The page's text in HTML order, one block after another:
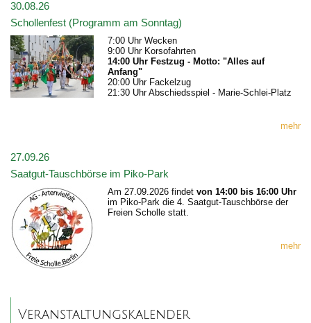
30.08.26
Schollenfest (Programm am Sonntag)
7:00 Uhr Wecken
9:00 Uhr Korsofahrten
14:00 Uhr Festzug - Motto: "Alles auf
Anfang"
20:00 Uhr Fackelzug
21:30 Uhr Abschiedsspiel - Marie-Schlei-Platz
mehr
27.09.26
Saatgut-Tauschbörse im Piko-Park
Am 27.09.2026 findet von 14:00 bis 16:00 Uhr
im Piko-Park die 4. Saatgut-Tauschbörse der
Freien Scholle statt.
mehr
Veranstaltungskalender